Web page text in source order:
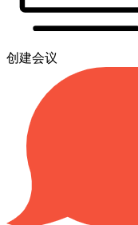
创建会议